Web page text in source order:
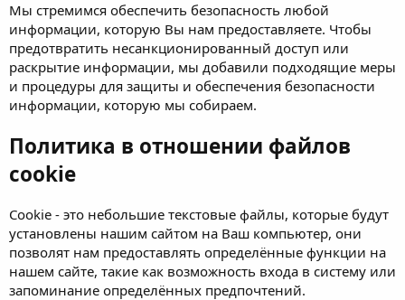
Мы стремимся обеспечить безопасность любой
информации, которую Вы нам предоставляете. Чтобы
предотвратить несанкционированный доступ или
раскрытие информации, мы добавили подходящие меры
и процедуры для защиты и обеспечения безопасности
информации, которую мы собираем.
Политика в отношении файлов
cookie
Cookie - это небольшие текстовые файлы, которые будут
установлены нашим сайтом на Ваш компьютер, они
позволят нам предоставлять определённые функции на
нашем сайте, такие как возможность входа в систему или
запоминание определённых предпочтений.